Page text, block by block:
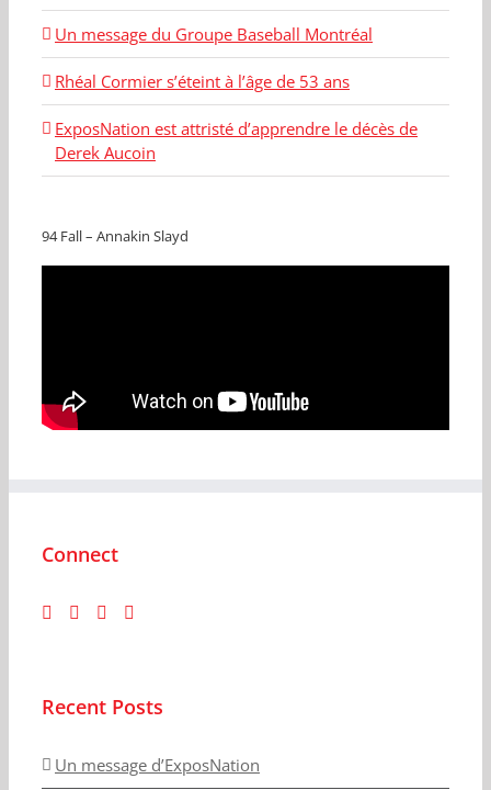
Un message du Groupe Baseball Montréal
Rhéal Cormier s’éteint à l’âge de 53 ans
ExposNation est attristé d’apprendre le décès de
Derek Aucoin
94 Fall – Annakin Slayd
Connect
Recent Posts
Un message d’ExposNation